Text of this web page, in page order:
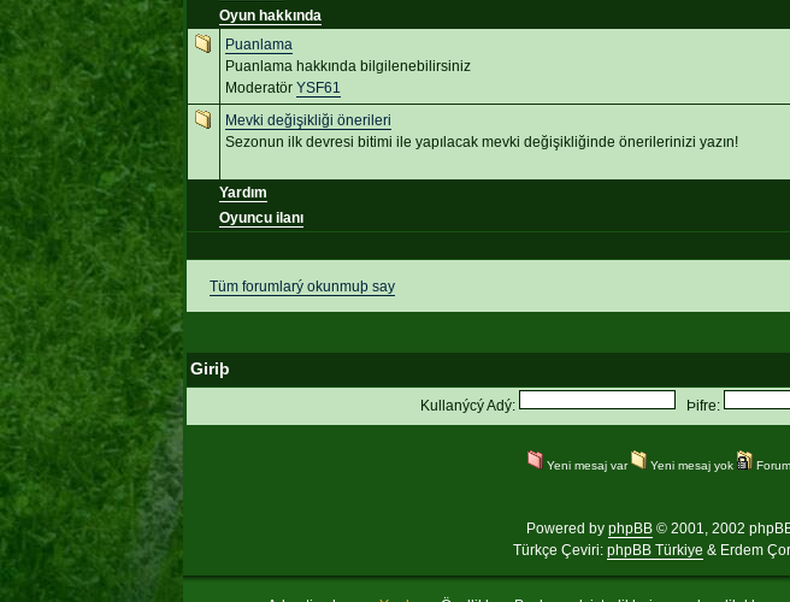
Oyun hakkında
Puanlama
Puanlama hakkında bilgilenebilirsiniz
Moderatör YSF61
Mevki değişikliği önerileri
Sezonun ilk devresi bitimi ile yapılacak mevki değişikliğinde önerilerinizi yazın!
Yardım
Oyuncu ilanı
Tüm forumlarý okunmuþ say
Giriþ
Kullanýcý Adý: Þifre:
Yeni mesaj var Yeni mesaj yok
Powered by phpBB © 2001, 2002
Türkçe Çeviri: phpBB Türkiye & Erdem